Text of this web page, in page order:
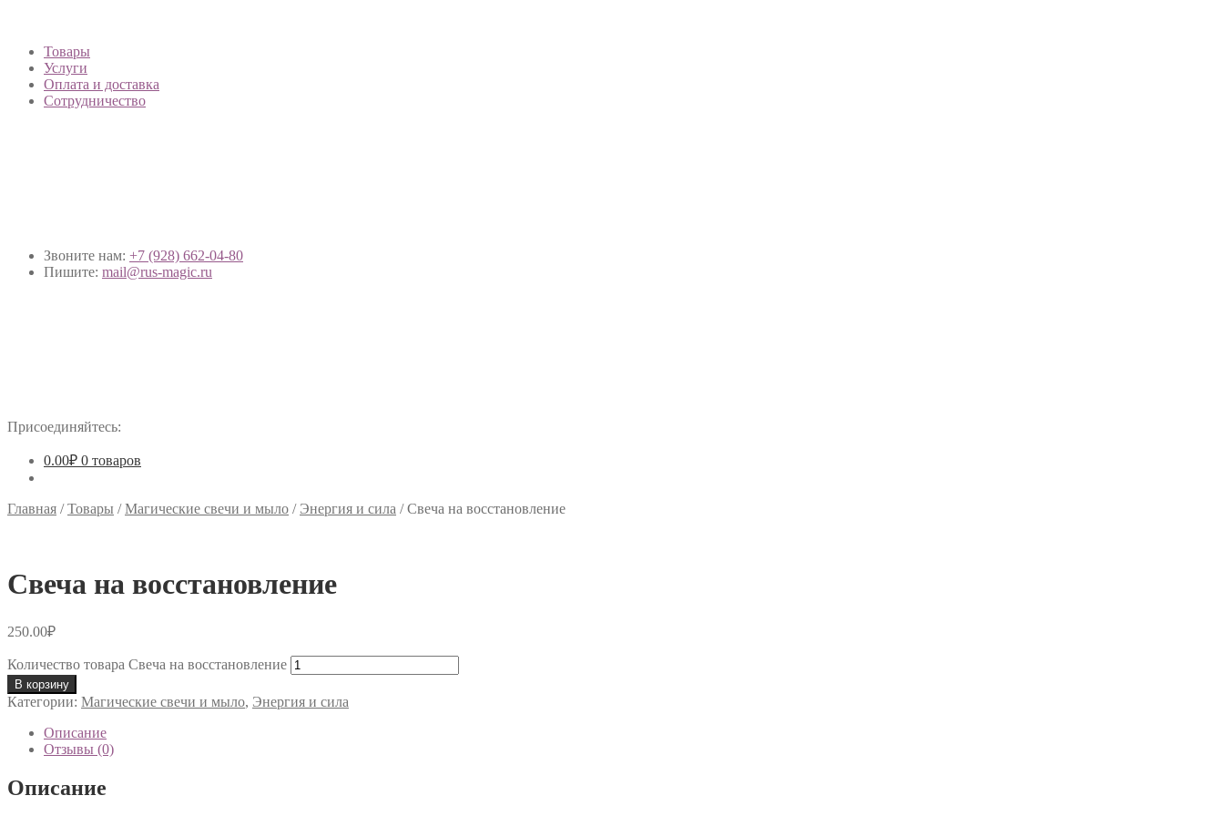
Товары
Услуги
Оплата и доставка
Сотрудничество
Звоните нам: +7 (928) 662-04-80
Пишите: mail@rus-magic.ru
Присоединяйтесь:
0.00₽ 0 товаров
Главная /Товары /Магические свечи и мыло / Энергия и сила /Свеча на восстановление
Свеча на восстановление
250.00₽
Количество товара Свеча на восстановление
В корзину
Категории: Магические свечи и мыло, Энергия и сила
Описание
Отзывы (0)
Описание